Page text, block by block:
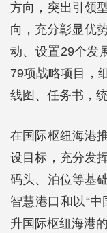
方向，突出引领
向，充分彰显优
动、设置29个发
79项战略项目，
线图、任务书，
在国际枢纽海港
设目标，充分发
码头、泊位等基
智慧港口和以“
升国际枢纽海港